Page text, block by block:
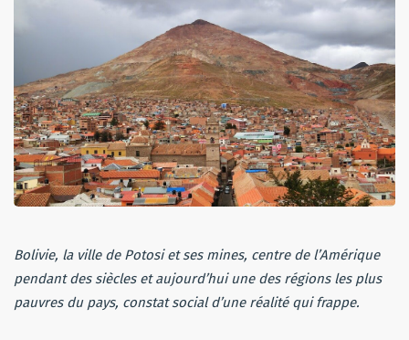
Bolivie, la ville de Potosi et ses mines, centre de l’Amérique
pendant des siècles et aujourd’hui une des régions les plus
pauvres du pays, constat social d’une réalité qui frappe.